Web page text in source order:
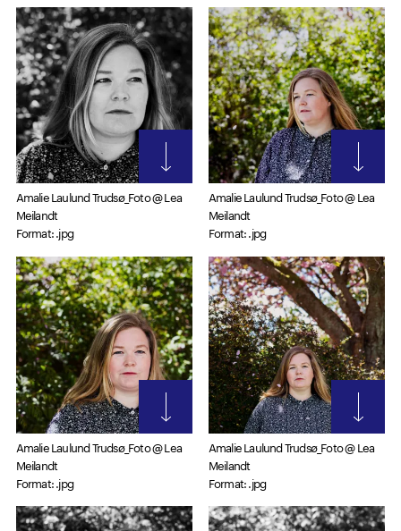
Amalie Laulund Trudsø_Foto @ Lea
Meilandt
Format: .jpg
Amalie Laulund Trudsø_Foto @ Lea
Meilandt
Format: .jpg
Amalie Laulund Trudsø_Foto @ Lea
Meilandt
Format: .jpg
Amalie Laulund Trudsø_Foto @ Lea
Meilandt
Format: .jpg